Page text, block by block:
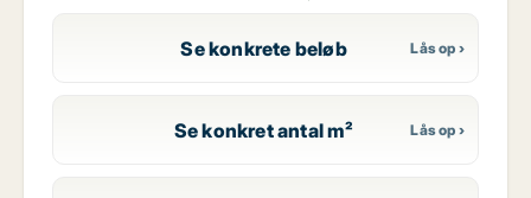
Se konkrete beløb
Se konkret antal m²